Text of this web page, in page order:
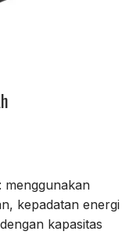
menggunakan
kepadatan energi
kapasitas